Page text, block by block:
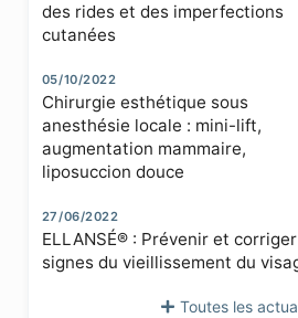
des rides et des imperfections
cutanées
05/10/2022
Chirurgie esthétique sous
anesthésie locale : mini-lift,
augmentation mammaire,
liposuccion douce
27/06/2022
ELLANSÉ® : Prévenir et
signes du vieillissement du
Toutes les